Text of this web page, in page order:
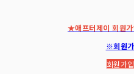
★애프터제이 회원
※회원
회원가